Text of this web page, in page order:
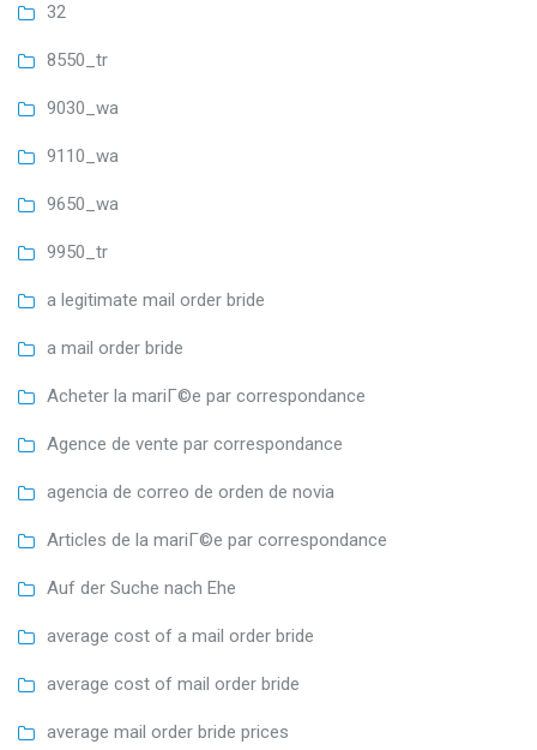
32
8550_tr
9030_wa
9110_wa
9650_wa
9950_tr
a legitimate mail order bride
a mail order bride
Acheter la mariГ©e par correspondance
Agence de vente par correspondance
agencia de correo de orden de novia
Articles de la mariГ©e par correspondance
Auf der Suche nach Ehe
average cost of a mail order bride
average cost of mail order bride
average mail order bride prices